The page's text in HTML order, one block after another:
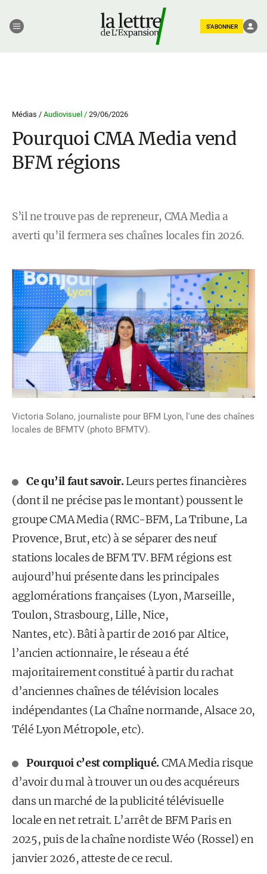
S'ABONNER
Médias / Audiovisuel / 29/06/2026
Pourquoi CMA Media vend
BFM régions
S’il ne trouve pas de repreneur, CMA Media a
averti qu’il fermera ses chaînes locales fin 2026.
Victoria Solano, journaliste pour BFM Lyon, l'une des chaînes
locales de BFMTV (photo BFMTV).
Ce qu’il faut savoir.Leurs pertes financières
(dont il ne précise pas le montant) poussent le
groupe CMA Media (RMC-BFM, La Tribune, La
Provence, Brut, etc) à se séparer des neuf
stations locales de BFM TV. BFM régions est
aujourd’hui présente dans les principales
agglomérations françaises (Lyon, Marseille,
Toulon, Strasbourg, Lille, Nice,
Nantes, etc). Bâti à partir de 2016 par Altice,
l’ancien actionnaire, le réseau a été
majoritairement constitué à partir du rachat
d’anciennes chaînes de télévision locales
indépendantes (La Chaîne normande, Alsace 20,
Télé Lyon Métropole, etc).
Pourquoi c’est compliqué.CMA Media risque
d’avoir du mal à trouver un ou des acquéreurs
dans un marché de la publicité télévisuelle
locale en net retrait. L’arrêt de BFM Paris en
2025, puis de la chaîne nordiste Wéo (Rossel) en
janvier 2026, atteste de ce recul.